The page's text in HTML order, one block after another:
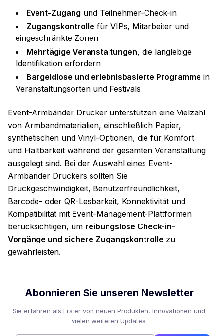
Event-Zugang und Teilnehmer-Check-in
Zugangskontrolle für VIPs, Mitarbeiter und
eingeschränkte Zonen
Mehrtägige Veranstaltungen, die langlebige
Identifikation erfordern
Bargeldlose und erlebnisbasierte Programme in
Veranstaltungsorten und Festivals
Event-Armbänder Drucker unterstützen eine Vielzahl
von Armbandmaterialien, einschließlich Papier,
synthetischen und Vinyl-Optionen, die für Komfort
und Haltbarkeit während der gesamten Veranstaltung
ausgelegt sind. Bei der Auswahl eines Event-
Armbänder Druckers sollten Sie
Druckgeschwindigkeit, Benutzerfreundlichkeit,
Barcode- oder QR-Lesbarkeit, Konnektivität und
Kompatibilität mit Event-Management-Plattformen
berücksichtigen, um reibungslose Check-in-
Vorgänge und sichere Zugangskontrolle zu
gewährleisten.
Abonnieren Sie unseren Newsletter
Sie erfahren als Erster von neuen Produkten, Innovationen und
vielen weiteren Updates.